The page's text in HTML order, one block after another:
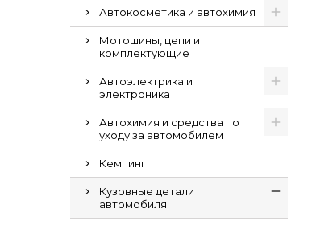
Автокосметика и автохимия
Мотошины, цепи и
комплектующие
Автоэлектрика и
электроника
Автохимия и средства по
уходу за автомобилем
Кемпинг
Кузовные детали
автомобиля